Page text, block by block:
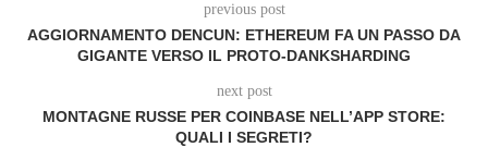
previous post
AGGIORNAMENTO DENCUN: ETHEREUM FA UN PASSO DA
GIGANTE VERSO IL PROTO-DANKSHARDING
next post
MONTAGNE RUSSE PER COINBASE NELL’APP STORE:
QUALI I SEGRETI?